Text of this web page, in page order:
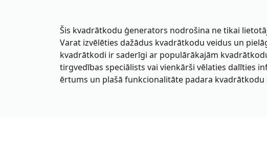
Šis kvadrātkodu ģenerators nodrošina ne tikai
Varat izvēlēties dažādus kvadrātkodu veidus un
kvadrātkodi ir saderīgi ar populārākajām
tirgvedības speciālists vai vienkārši vēlaties dalīties
ērtums un plašā funkcionalitāte padara